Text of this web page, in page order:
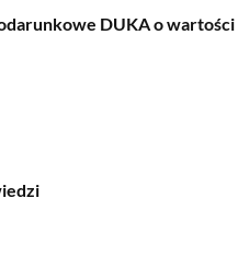
DUKA o wartości